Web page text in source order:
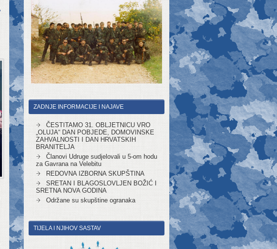
ZADNJE INFORMACIJE I NAJAVE
ČESTITAMO 31. OBLJETNICU VRO
„OLUJA“ DAN POBJEDE, DOMOVINSKE
ZAHVALNOSTI I DAN HRVATSKIH
BRANITELJA
Članovi Udruge sudjelovali u 5-om hodu
za Gavrana na Velebitu
REDOVNA IZBORNA SKUPŠTINA
SRETAN I BLAGOSLOVLJEN BOŽIĆ I
SRETNA NOVA GODINA
Održane su skupštine ogranaka
TIJELA I NJIHOV SASTAV